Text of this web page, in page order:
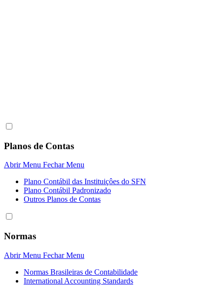
Planos de Contas
Abrir Menu Fechar Menu
Plano Contábil das Instituiçôes do SFN
Plano Contábil Padronizado
Outros Planos de Contas
Normas
Abrir Menu Fechar Menu
Normas Brasileiras de Contabilidade
International Accounting Standards